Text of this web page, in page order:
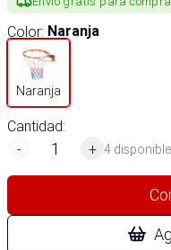
Color: Naranja
Naranja
Cantidad:
-
+ 4